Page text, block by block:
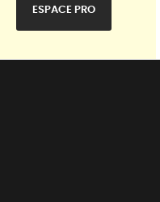
ESPACE PRO